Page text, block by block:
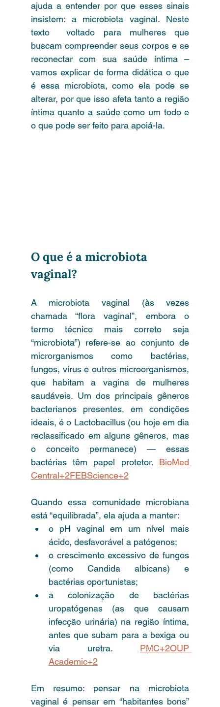
ajuda a entender por que esses sinais
insistem: a microbiota vaginal. Neste
texto  voltado para mulheres que
buscam compreender seus corpos e se
reconectar com sua saúde íntima –
vamos explicar de forma didática o que
é essa microbiota, como ela pode se
alterar, por que isso afeta tanto a região
íntima quanto a saúde como um todo e
o que pode ser feito para apoiá-la.
O que é a microbiota
vaginal?
A microbiota vaginal (às vezes
chamada “flora vaginal”, embora o
termo técnico mais correto seja
“microbiota”) refere-se ao conjunto de
microrganismos como bactérias,
fungos, vírus e outros microorganismos,
que habitam a vagina de mulheres
saudáveis. Um dos principais gêneros
bacterianos presentes, em condições
ideais, é o Lactobacillus (ou hoje em dia
reclassificado em alguns gêneros, mas
o conceito permanece) — essas
bactérias têm papel protetor. BioMed
Central+2FEBScience+2
Quando essa comunidade microbiana
está “equilibrada”, ela ajuda a manter:
o pH vaginal em um nível mais
ácido, desfavorável a patógenos;
o crescimento excessivo de fungos
(como Candida albicans) e
bactérias oportunistas;
a colonização de bactérias
uropatógenas (as que causam
infecção urinária) na região íntima,
antes que subam para a bexiga ou
via uretra. PMC+2OUP
Academic+2
Em resumo: pensar na microbiota
vaginal é pensar em “habitantes bons”